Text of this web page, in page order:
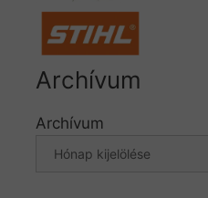
Archívum
Archívum